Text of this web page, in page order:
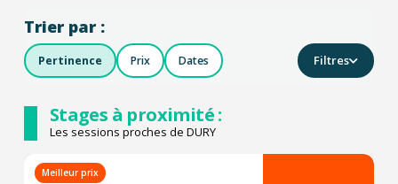
Trier par :
Pertinence Prix Dates Filtres
Stages à proximité :
Les sessions proches de DURY
Meilleur prix